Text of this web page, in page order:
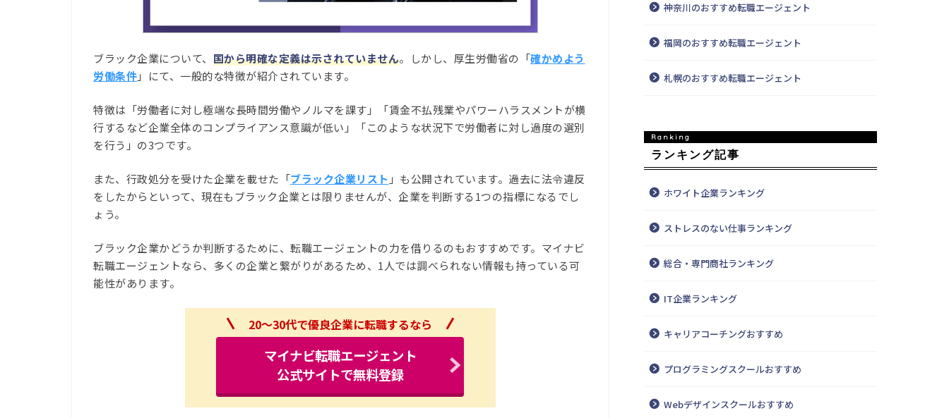
ブラック企業について、 国から明確な定義は示されていません。しかし、厚生労働省の「確かめよう
労働条件」にて、一般的な特徴が紹介されています。
特徴は「労働者に対し極端な長時間労働やノルマを課す」「賃金不払残業やパワーハラスメントが横
行するなど企業全体のコンプライアンス意識が低い」「このような状況下で労働者に対し過度の選別
を行う」の3つです。
また、行政処分を受けた企業を載せた「ブラック企業リスト 」も公開されています。過去に法令違反
をしたからといって、現在もブラック企業とは限りませんが、企業を判断する1つの指標になるでし
ょう。
ブラック企業かどうか判断するために、転職エージェントの力を借りるのもおすすめです。マイナビ
転職エージェントなら、多くの企業と繋がりがあるため、1人では調べられない情報も持っている可
能性があります。
20～30代で優良企業に転職するなら
マイナビ転職エージェント
公式サイトで無料登録
神奈川のおすすめ転職エージェント
福岡のおすすめ転職エージェント
札幌のおすすめ転職エージェント
ランキング記事
ホワイト企業ランキング
ストレスのない仕事ランキング
総合・専門商社ランキング
IT企業ランキング
キャリアコーチングおすすめ
プログラミングスクールおすすめ
Webデザインスクールおすすめ